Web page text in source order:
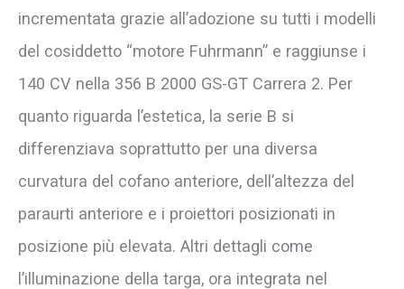
incrementata grazie all’adozione su tutti i modelli
del cosiddetto “motore Fuhrmann” e raggiunse i
140 CV nella 356 B 2000 GS-GT Carrera 2. Per
quanto riguarda l’estetica, la serie B si
differenziava soprattutto per una diversa
curvatura del cofano anteriore, dell’altezza del
paraurti anteriore e i proiettori posizionati in
posizione più elevata. Altri dettagli come
l’illuminazione della targa, ora integrata nel